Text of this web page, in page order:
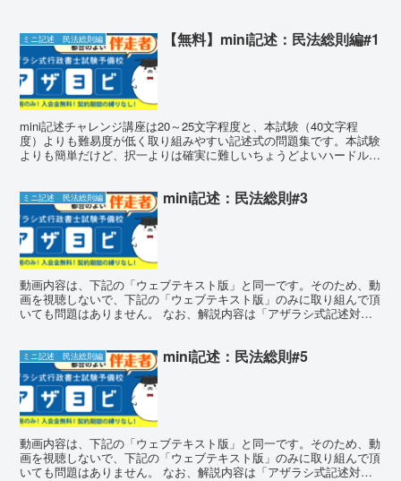
ミニ記述 民法総則編 【無料】mini記述：民法総則編#1
mini記述チャレンジ講座は20～25文字程度と、本試験（40文字程
度）よりも難易度が低く取り組みやすい記述式の問題集です。本試験
よりも簡単だけど、択一よりは確実に難しいちょうどよいハードルで
ミニ記述 民法総則編 mini記述：民法総則#3
動画内容は、下記の「ウェブテキスト版」と同一です。そのため、動
画を視聴しないで、下記の「ウェブテキスト版」のみに取り組んで頂
いても問題はありません。 なお、解説内容は「アザラシ式記述対策
ミニ記述 民法総則編 mini記述：民法総則#5
動画内容は、下記の「ウェブテキスト版」と同一です。そのため、動
画を視聴しないで、下記の「ウェブテキスト版」のみに取り組んで頂
いても問題はありません。 なお、解説内容は「アザラシ式記述対策